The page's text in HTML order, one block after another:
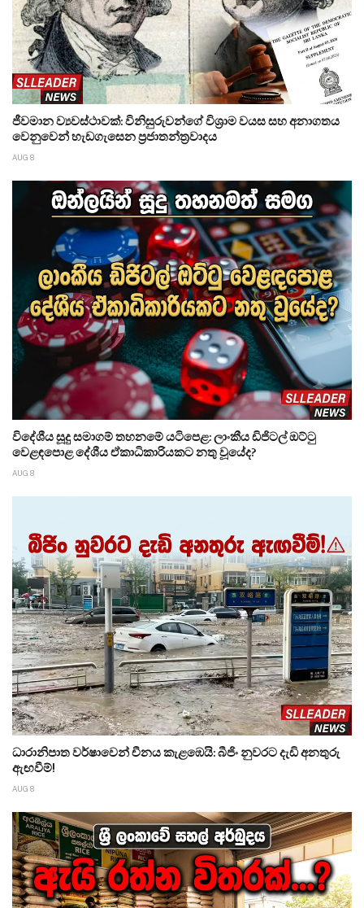
ජීවමාන ව්‍යවස්ථාවක්: විනිසුරුවන්ගේ විශ්‍රාම වයස සහ අනාගතය
වෙනුවෙන් හැඩගැසෙන ප්‍රජාතන්ත්‍රවාදය
AUG 8
විදේශීය සූදු සමාගම් තහනමේ යටිපෙළ: ලාංකීය ඩිජිටල් ඔට්ටු
වෙළඳපොළ දේශීය ඒකාධිකාරියකට නතු වූයේද?
AUG 8
ධාරානිපාත වර්ෂාවෙන් චීනය කැළඹෙයි: බීජිං නුවරට දැඩි අනතුරු
ඇඟවීම්!
AUG 8